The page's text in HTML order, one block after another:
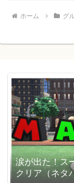
ホーム グ
涙が出た！ス
クリア（ネタ